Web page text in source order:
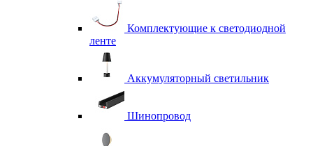
Комплектующие к светодиодной
ленте
Аккумуляторный светильник
Шинопровод